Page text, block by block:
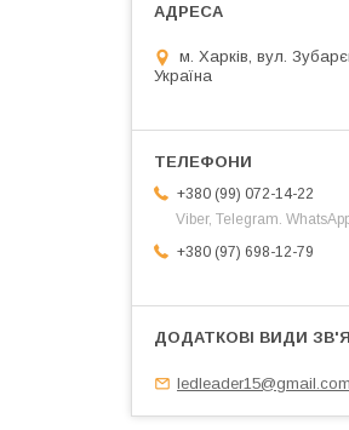
м. Харків, вул.
Україна
+380 (99) 072-14-22
Viber, Telegram.
+380 (97) 698-12-79
ledleader15@gmail.com